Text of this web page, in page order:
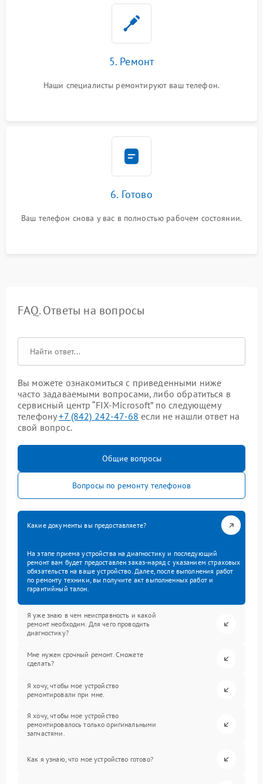
5. Ремонт
Наши специалисты ремонтируют ваш телефон.
6. Готово
Ваш телефон снова у вас в полностью рабочем состоянии.
FAQ. Ответы на вопросы
Вы можете ознакомиться с приведенными ниже
часто задаваемыми вопросами, либо обратиться в
сервисный центр “FIX-Microsoft” по следующему
телефону+7 (842) 242-47-68 если не нашли ответ на
свой вопрос.
Общие вопросы
Вопросы по ремонту телефонов
Какие документы вы предоставляете?
На этапе приема устройства на диагностику и последующий
ремонт вам будет предоставлен заказ-наряд с указанием страховых
обязательств на ваше устройство. Далее, после выполнения работ
по ремонту техники, вы получите акт выполненных работ и
гарантийный талон.
Я уже знаю в чем неисправность и какой
ремонт необходим. Для чего проводить
диагностику?
Мне нужен срочный ремонт. Сможете
сделать?
Я хочу, чтобы мое устройство
ремонтировали при мне.
Я хочу, чтобы мое устройство
ремонтировалось только оригинальными
запчастями.
Как я узнаю, что мое устройство готово?